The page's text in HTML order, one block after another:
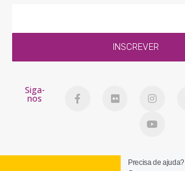
INSCREVER
Siga-
nos
Precisa de ajuda?